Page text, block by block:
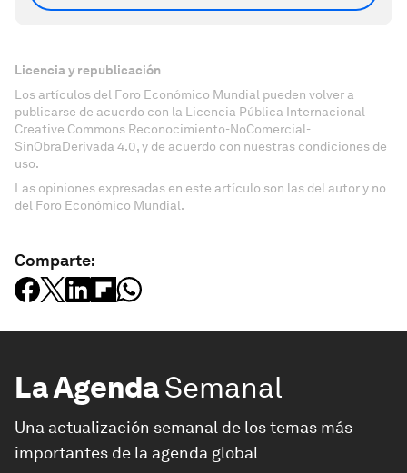
Licencia y republicación
Los artículos del Foro Económico Mundial pueden volver a
publicarse de acuerdo con la Licencia Pública Internacional
Creative Commons Reconocimiento-NoComercial-
SinObraDerivada 4.0, y de acuerdo con nuestras condiciones de
uso.
Las opiniones expresadas en este artículo son las del autor y no
del Foro Económico Mundial.
Comparte:
La AgendaSemanal
Una actualización semanal de los temas más
importantes de la agenda global